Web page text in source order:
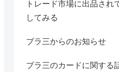
トレード市場に出品され
してみる
ブラ三からのお知らせ
ブラ三のカードに関する